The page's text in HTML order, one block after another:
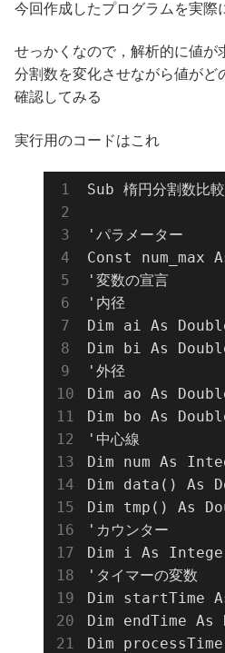
今回作成したプログラムを実際
せっかくなので，解析的に値が
分割数を変化させながら値がど
確認してみる
実行用のコードはこれ
Sub 楕円分割数比
'パラメーター
Const
'変数の宣言
'内径
Dim ai As
Dim bi As
'外径
Dim ao As
Dim bo As
'中心線
Dim num As
Dim data() As
Dim tmp() As
'カウンター
Dim i As
'タイマーの変数
Dim startTime
Dim endTime As
Dim